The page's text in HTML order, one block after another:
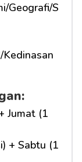
Geografi/S
Kedinasan
Jumat (1
+ Sabtu (1